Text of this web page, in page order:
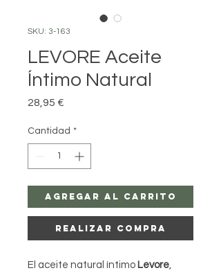
SKU: 3-163
LEVORE Aceite
Íntimo Natural
28,95 €
Cantidad *
Agregar al carrito
Realizar compra
El aceite natural íntimo Levore